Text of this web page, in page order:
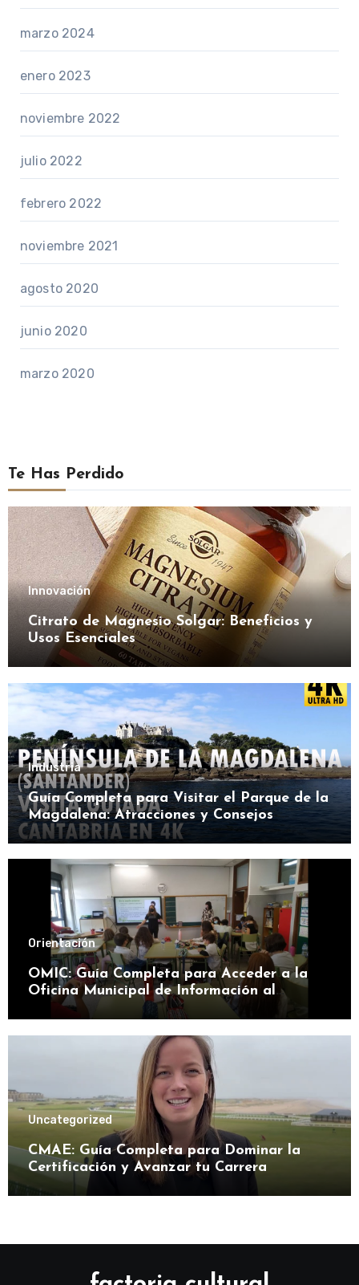
marzo 2024
enero 2023
noviembre 2022
julio 2022
febrero 2022
noviembre 2021
agosto 2020
junio 2020
marzo 2020
Te Has Perdido
Innovación
Citrato de Magnesio Solgar: Beneficios y
Usos Esenciales
Industria
Guía Completa para Visitar el Parque de la
Magdalena: Atracciones y Consejos
Orientación
OMIC: Guía Completa para Acceder a la
Oficina Municipal de Información al
Consumidor
Uncategorized
CMAE: Guía Completa para Dominar la
Certificación y Avanzar tu Carrera